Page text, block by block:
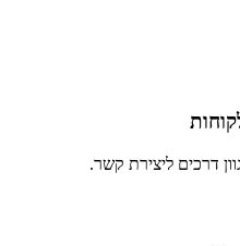
דרכים ליצירת קשר.